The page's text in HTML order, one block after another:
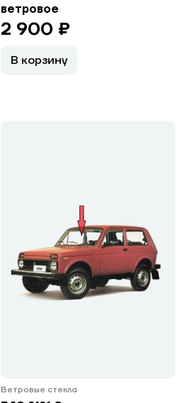
ветровое
2 900 ₽
В корзину
Ветровые стекла